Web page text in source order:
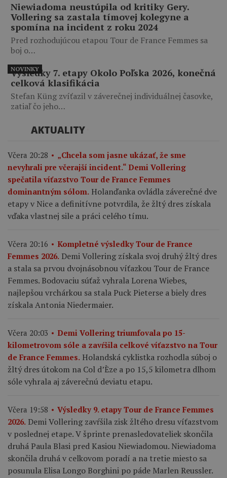
Niewiadoma neustúpila od kritiky Gery.
Vollering sa zastala tímovej kolegyne a
spomína na incident z roku 2024
Pred rozhodujúcou etapou Tour de France Femmes sa
boj o…
Výsledky 7. etapy Okolo Poľska 2026, konečná
celková klasifikácia
Stefan Küng zvíťazil v záverečnej individuálnej časovke,
zatiaľ čo jeho…
NOVINKY
AKTUALITY
Včera 20:28
„Chcela som jasne ukázať, že sme
nevyhrali pre včerajší incident.“ Demi Vollering
spečatila víťazstvo Tour de France Femmes
dominantným sólom. Holanďanka ovládla záverečné dve
etapy v Nice a definitívne potvrdila, že žltý dres získala
vďaka vlastnej sile a práci celého tímu.
Včera 20:16
Kompletné výsledky Tour de France
Femmes 2026. Demi Vollering získala svoj druhý žltý dres
a stala sa prvou dvojnásobnou víťazkou Tour de France
Femmes. Bodovaciu súťaž vyhrala Lorena Wiebes,
najlepšou vrchárkou sa stala Puck Pieterse a biely dres
získala Antonia Niedermaier.
Včera 20:03
Demi Vollering triumfovala po 15-
kilometrovom sóle a zavŕšila celkové víťazstvo na Tour
de France Femmes. Holandská cyklistka rozhodla súboj o
žltý dres útokom na Col d’Èze a po 15,5 kilometra dlhom
sóle vyhrala aj záverečnú deviatu etapu.
Včera 19:58
Výsledky 9. etapy Tour de France Femmes
2026. Demi Vollering zavŕšila zisk žltého dresu víťazstvom
v poslednej etape. V šprinte prenasledovateliek skončila
druhá Paula Blasi pred Kasiou Niewiadomou. Niewiadoma
skončila druhá v celkovom poradí a na tretie miesto sa
posunula Elisa Longo Borghini po páde Marlen Reussler.